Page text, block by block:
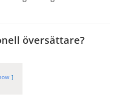
översättare?